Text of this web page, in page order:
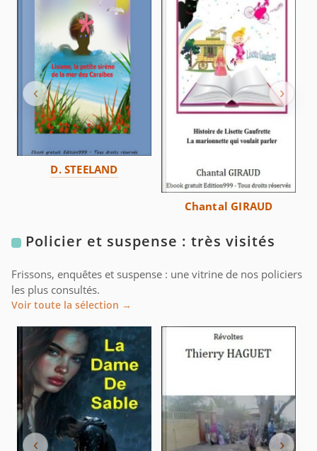
‹
D. STEELAND
Chantal GIRAUD
›
Policier et suspense : très visités
Frissons, enquêtes et suspense : une vitrine de nos policiers
les plus consultés.
Voir toute la sélection →
‹ ›